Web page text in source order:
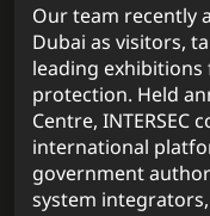
Our team recently
Dubai as visitors,
leading
protection. Held
Centre, INTERSEC
international
government
system